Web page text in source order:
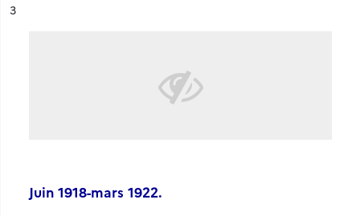
n°
3
Juin 1918-mars 1922.